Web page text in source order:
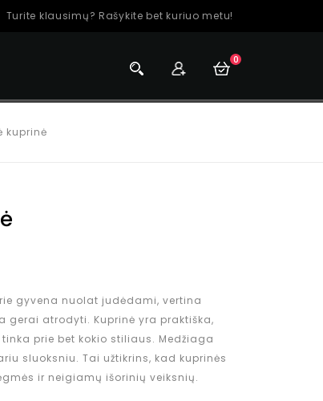
Turite klausimų? Rašykite bet kuriuo metu!
0
kuprinė
gyvena nuolat judėdami, vertina
gerai atrodyti. Kuprinė yra praktiška,
prie bet kokio stiliaus. Medžiaga
sluoksniu. Tai užtikrins, kad kuprinės
ir neigiamų išorinių veiksnių.